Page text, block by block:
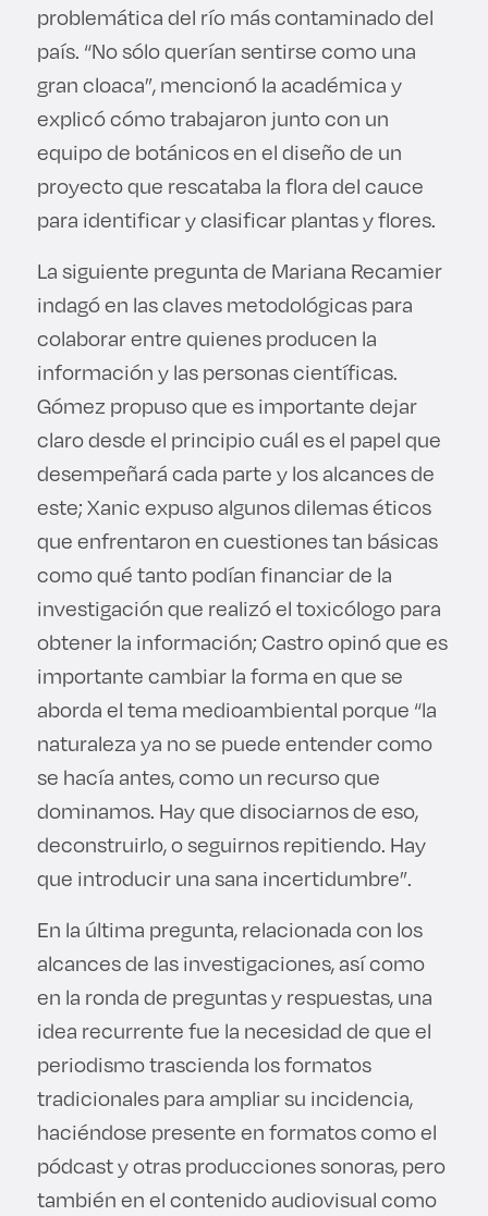
problemática del río más contaminado del
país. “No sólo querían sentirse como una
gran cloaca”, mencionó la académica y
explicó cómo trabajaron junto con un
equipo de botánicos en el diseño de un
proyecto que rescataba la flora del cauce
para identificar y clasificar plantas y flores.
La siguiente pregunta de Mariana Recamier
indagó en las claves metodológicas para
colaborar entre quienes producen la
información y las personas científicas.
Gómez propuso que es importante dejar
claro desde el principio cuál es el papel que
desempeñará cada parte y los alcances de
este; Xanic expuso algunos dilemas éticos
que enfrentaron en cuestiones tan básicas
como qué tanto podían financiar de la
investigación que realizó el toxicólogo para
obtener la información; Castro opinó que es
importante cambiar la forma en que se
aborda el tema medioambiental porque “la
naturaleza ya no se puede entender como
se hacía antes, como un recurso que
dominamos. Hay que disociarnos de eso,
deconstruirlo, o seguirnos repitiendo. Hay
que introducir una sana incertidumbre”.
En la última pregunta, relacionada con los
alcances de las investigaciones, así como
en la ronda de preguntas y respuestas, una
idea recurrente fue la necesidad de que el
periodismo trascienda los formatos
tradicionales para ampliar su incidencia,
haciéndose presente en formatos como el
pódcast y otras producciones sonoras, pero
también en el contenido audiovisual como